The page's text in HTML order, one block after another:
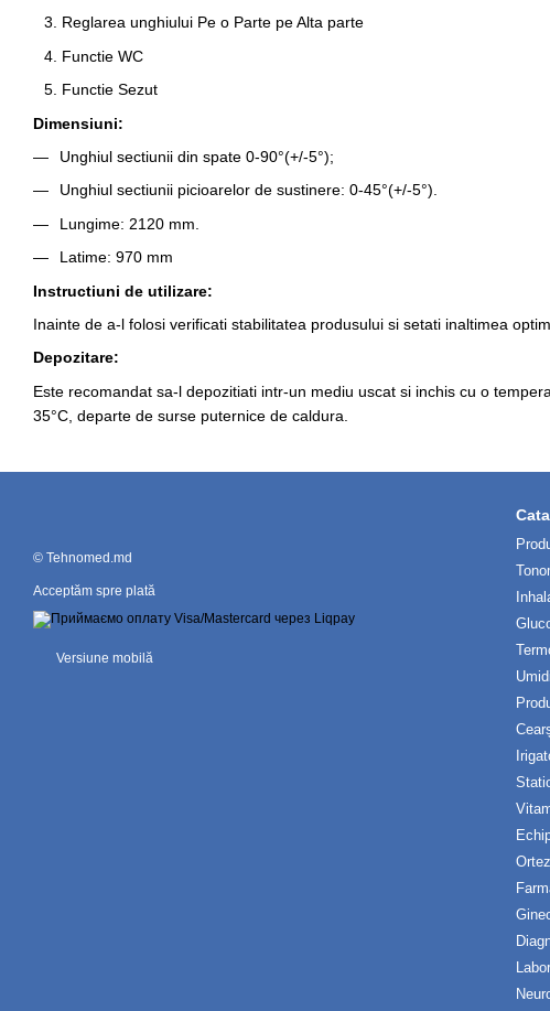
Reglarea unghiului Pe o Parte pe Alta parte
Functie WC
Functie Sezut
Dimensiuni:
Unghiul sectiunii din spate 0-90°(+/-5°);
Unghiul sectiunii picioarelor de sustinere: 0-45°(+/-5°).
Lungime: 2120 mm.
Latime: 970 mm
Instructiuni de utilizare:
Inainte de a-l folosi verificati stabilitatea produsului si setati inaltimea
Depozitare:
Este recomandat sa-l depozitiati intr-un mediu uscat si inchis cu o
35°C, departe de surse puternice de caldura.
© Tehnomed.md
Acceptăm spre plată
Versiune mobilă